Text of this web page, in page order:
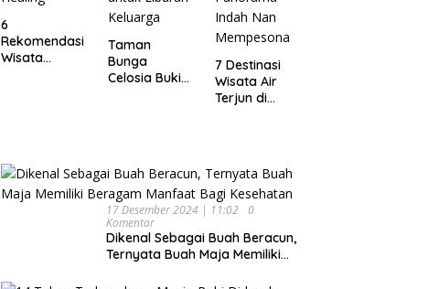
6
Rekomendasi
Wisata
Taman
Bunga
Celosia Bukit
7 Destinasi
Wisata Air
Terjun di
Indah Nan
Mempesona
17 Desember 2024 | 11:02
0
Komentar
Dikenal Sebagai Buah Beracun,
Ternyata Buah Maja Memiliki